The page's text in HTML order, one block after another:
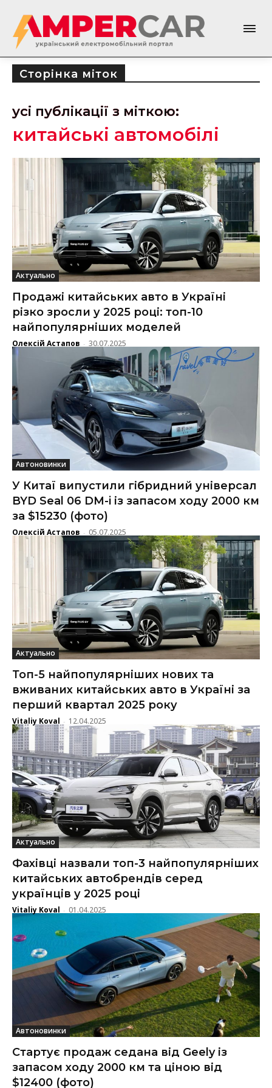
Сторінка міток
усі публікації з міткою:
китайські автомобілі
Актуально
Продажі китайських авто в Україні
різко зросли у 2025 році: топ-10
найпопулярніших моделей
Олексій Астапов - 30.07.2025
Автоновинки
У Китаї випустили гібридний універсал
BYD Seal 06 DM-i із запасом ходу 2000 км
за $15230 (фото)
Олексій Астапов - 05.07.2025
Актуально
Топ-5 найпопулярніших нових та
вживаних китайських авто в Україні за
перший квартал 2025 року
Vitaliy Koval - 12.04.2025
Актуально
Фахівці назвали топ-3 найпопулярніших
китайських автобрендів серед
українців у 2025 році
Vitaliy Koval - 01.04.2025
Автоновинки
Стартує продаж седана від Geely із
запасом ходу 2000 км та ціною від
$12400 (фото)